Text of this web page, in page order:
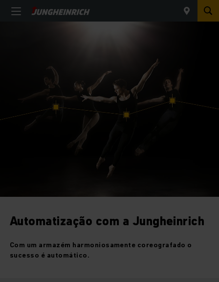
Automatização com a Jungheinrich
Com um armazém harmoniosamente coreografado o
sucesso é automático.